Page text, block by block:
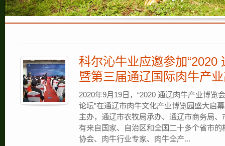
科尔沁牛业应邀参加“2020
暨第三届通辽国际肉牛产
2020年9月19日，“2020 通辽肉牛产业博览
论坛”在通辽市肉牛文化产业博览园盛大启
主办，通辽市农牧局承办、通辽市商务局
有来自国家、自治区和全国二十多个省市
协会、肉牛行业专家、肉牛全产...